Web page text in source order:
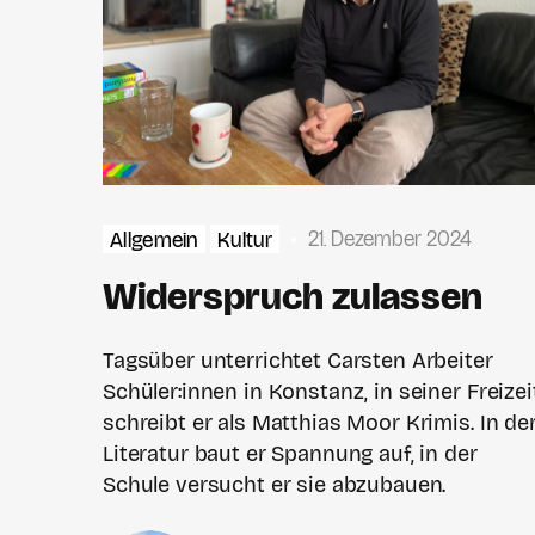
Allgemein Kultur 21. Dezember 2024
Widerspruch zulassen
Tagsüber unterrichtet Carsten Arbeiter
Schüler:innen in Konstanz, in seiner
schreibt er als Matthias Moor Krimis. In
Literatur baut er Spannung auf, in der
Schule versucht er sie abzubauen.